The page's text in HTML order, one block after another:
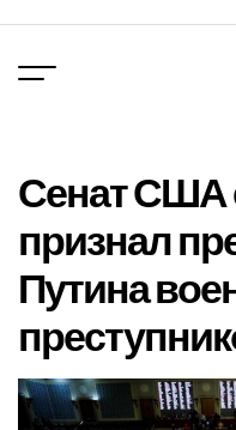
вмісту
Сенат США
признал
Путина